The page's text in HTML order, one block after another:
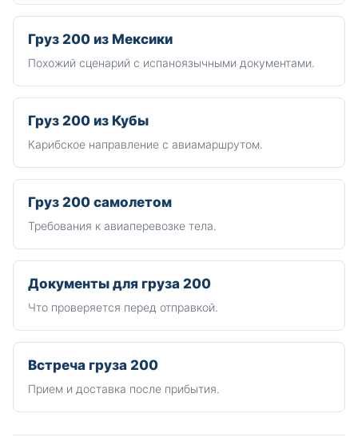
Груз 200 из Мексики
Похожий сценарий с испаноязычными документами.
Груз 200 из Кубы
Карибское направление с авиамаршрутом.
Груз 200 самолетом
Требования к авиаперевозке тела.
Документы для груза 200
Что проверяется перед отправкой.
Встреча груза 200
Прием и доставка после прибытия.